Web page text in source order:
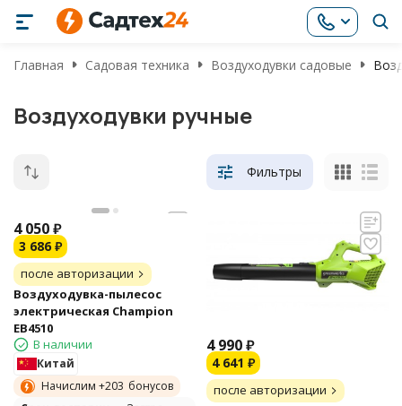
Главная Садовая техника Воздуходувки садовые
Воздуходувки ручные
Фильтры
4 050₽
3 686 ₽
после авторизации
Воздуходувка-пылесос
электрическая Champion
EB4510
В наличии
Китай
Начислим +203 бонусов
4 990₽
4 641 ₽
после авторизации